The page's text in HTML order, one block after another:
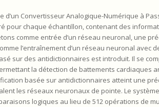
Convertisseur Analogique-Numérique à
pour chaque échantillon, contenant des
comme entrée d’un réseau neuronal, une
l’entraînement d’un réseau neuronal
sur des antidictionnaires est introduit. Il se
la détection de battements cardiaques
basée sur antidictionnaires atteint une
les réseaux neuronaux de pointe. Le
logiques au lieu de 512 opérations de